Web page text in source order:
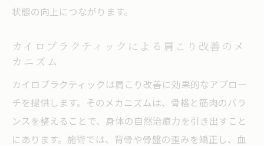
状態の向上につながります。
カイロプラクティックによる肩こり改善のメ
カニズム
カイロプラクティックは肩こり改善に効果的なアプロー
チを提供します。そのメカニズムは、骨格と筋肉のバラ
ンスを整えることで、身体の自然治癒力を引き出すこと
にあります。施術では、背骨や骨盤の歪みを矯正し、血